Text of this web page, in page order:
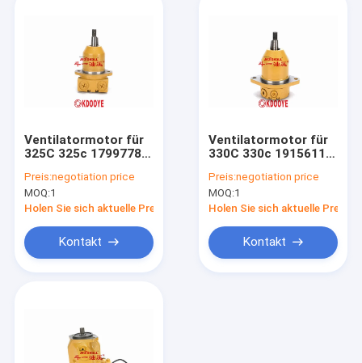
Über uns
Fabrik Tour
Nachrichten
Referenzen
Hydraulikpumpeteile des Baggers
Ventilatormotor für
325C 325c 1799778
neues 3-Loch
Preis:negotiation price
MOQ:1
Holen Sie sich aktuelle Preis
Kontakt
Ventilatormotor für
330C 330c 1915611
neues 3-Loch
Preis:negotiation price
MOQ:1
Holen Sie sich aktuelle Preis
Kontakt